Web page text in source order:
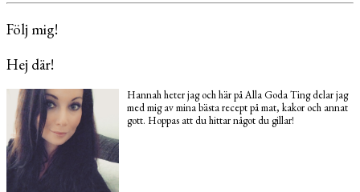
Följ mig!
Hej där!
Hannah heter jag och här på Alla Goda Ting delar jag
med mig av mina bästa recept på mat, kakor och annat
gott. Hoppas att du hittar något du gillar!